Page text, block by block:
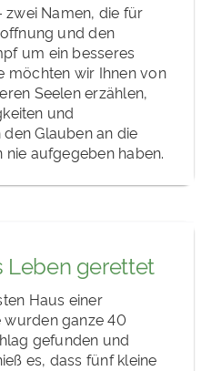
zwei Namen, die für
und den
um ein besseres
möchten wir Ihnen von
Seelen erzählen,
und
Glauben an die
nie aufgegeben haben.
Leben gerettet
Haus einer
ganze 40
gefunden und
es, dass fünf kleine